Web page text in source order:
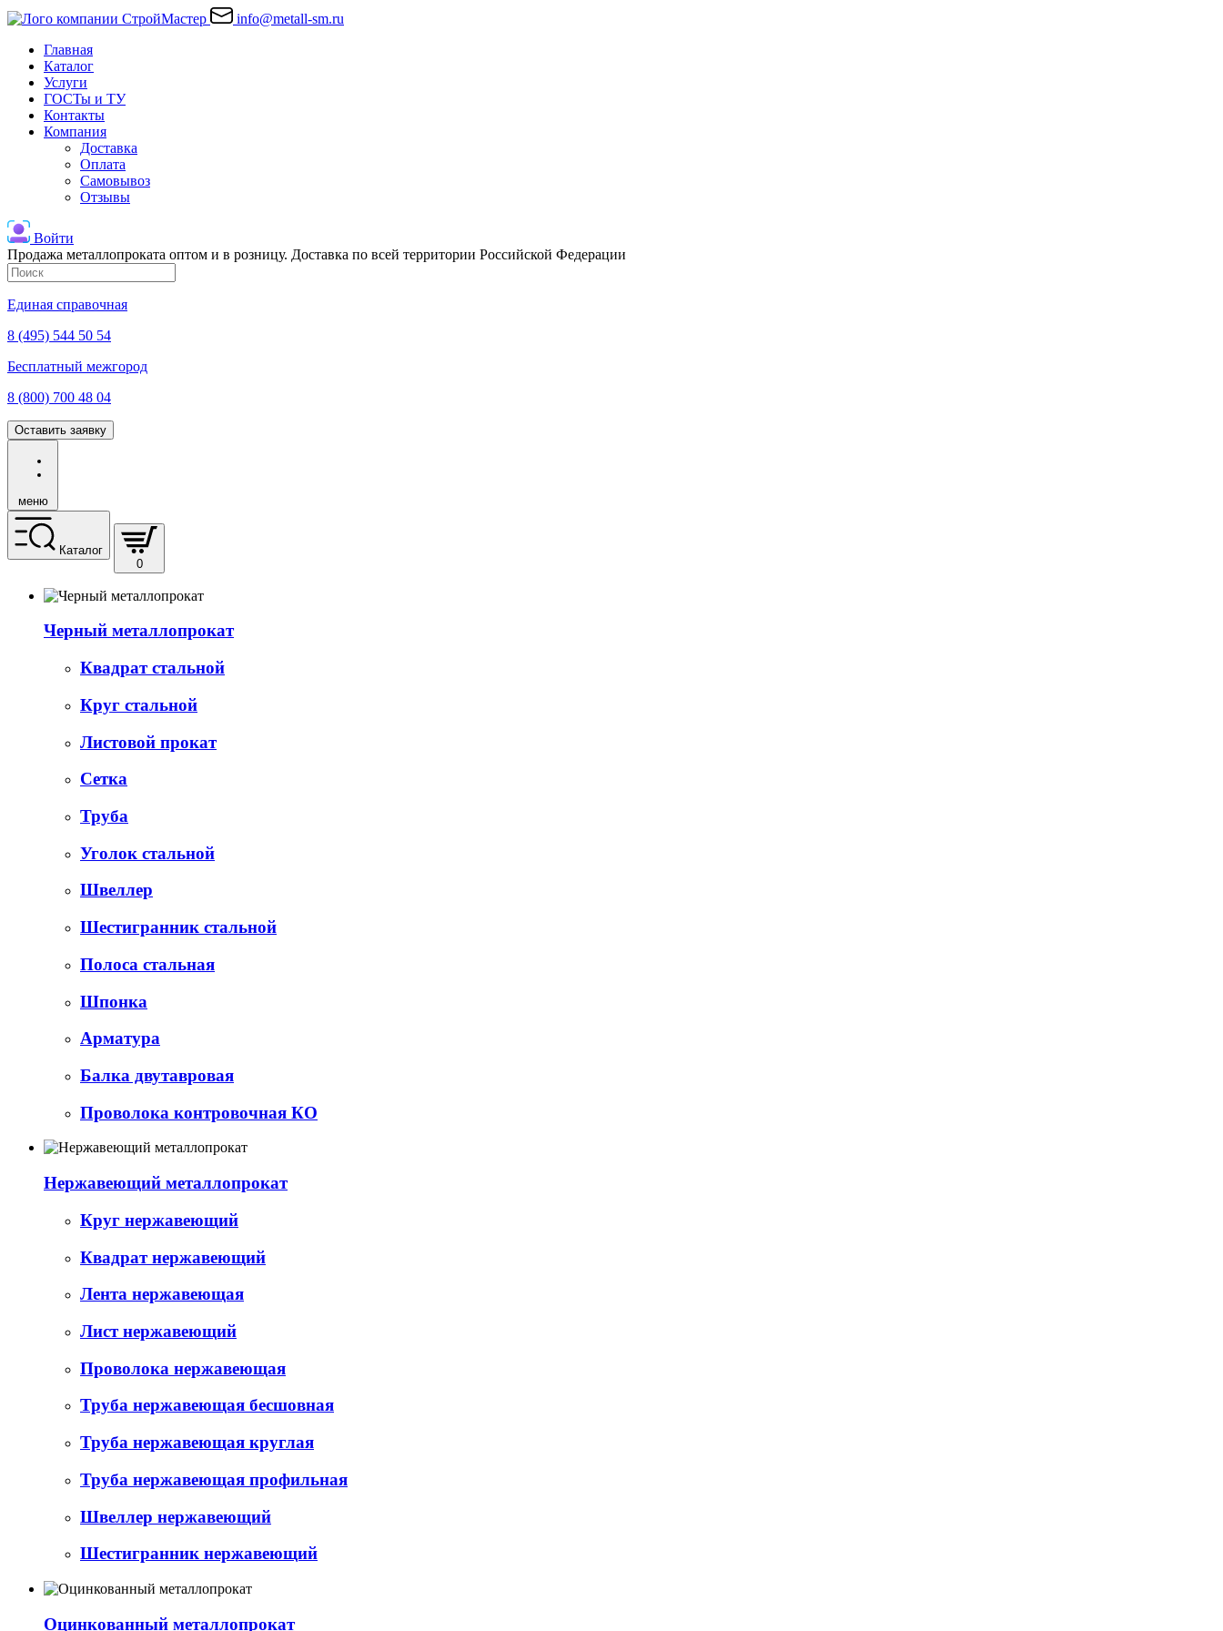
info@metall-sm.ru
Главная
Каталог
Услуги
ГОСТы и ТУ
Контакты
Компания
Доставка
Оплата
Самовывоз
Отзывы
Войти
Продажа металлопроката оптом и в розницу. Доставка по всей территории Российской Федерации
Единая справочная
8 (495) 544 50 54
Бесплатный межгород
8 (800) 700 48 04
Оставить заявку
меню
Каталог
0
Черный металлопрокат
Квадрат стальной
Круг стальной
Листовой прокат
Сетка
Труба
Уголок стальной
Швеллер
Шестигранник стальной
Полоса стальная
Шпонка
Арматура
Балка двутавровая
Проволока контровочная КО
Нержавеющий металлопрокат
Круг нержавеющий
Квадрат нержавеющий
Лента нержавеющая
Лист нержавеющий
Проволока нержавеющая
Труба нержавеющая бесшовная
Труба нержавеющая круглая
Труба нержавеющая профильная
Швеллер нержавеющий
Шестигранник нержавеющий
Оцинкованный металлопрокат